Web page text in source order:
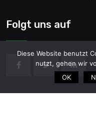
Folgt uns auf
Diese Website benutzt
nutzt, gehen wir
OK